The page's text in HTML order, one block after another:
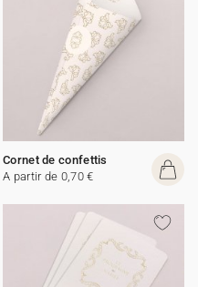
Cornet de confettis
A partir de 0,70 €